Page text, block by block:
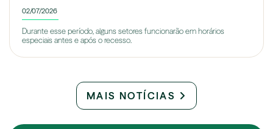
02/07/2026
Durante esse período, alguns setores funcionarão em horários
especiais antes e após o recesso.
MAIS NOTÍCIAS